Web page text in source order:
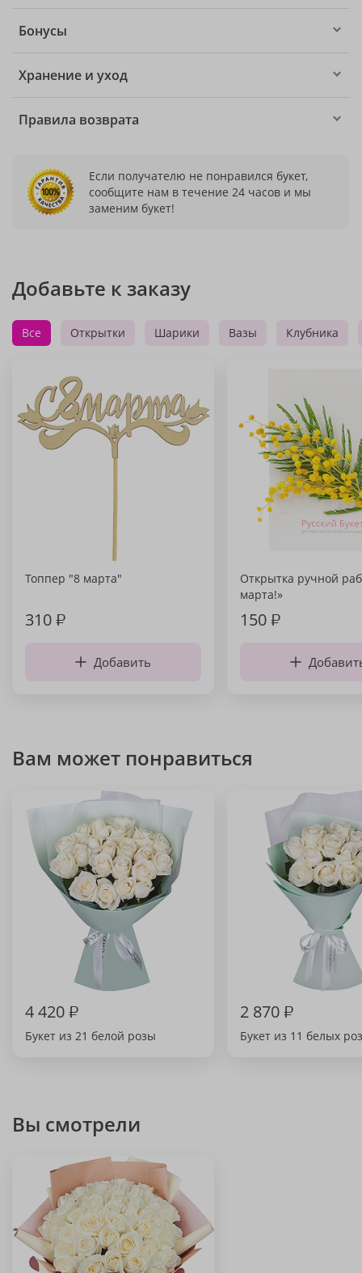
Бонусы
Хранение и уход
Правила возврата
Если получателю не понравился букет,
сообщите нам в течение 24 часов и мы
заменим букет!
Добавьте к заказу
Все Открытки Шарики Вазы Клубника
Топпер "8 марта"
310₽
Добавить
Открытка ручной
марта!»
150₽
Вам может понравиться
4 420₽
Букет из 21 белой розы
2 870₽
Букет из 11 белых роз
Вы смотрели